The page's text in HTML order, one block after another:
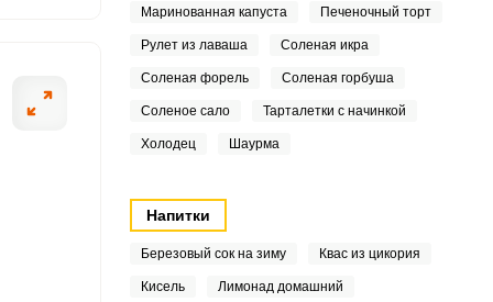
Маринованная капуста Печеночный торт
Рулет из лаваша Соленая икра
Соленая форель Соленая горбуша
Соленое сало Тарталетки с начинкой
Холодец Шаурма
Напитки
Березовый сок на зиму Квас из цикория
Кисель Лимонад домашний
выложите в
до однородной
Затем вбейте